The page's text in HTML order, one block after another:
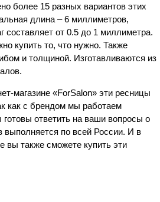
более 15 разных вариантов этих
длина – 6 миллиметров,
составляет от 0.5 до 1 миллиметра.
купить то, что нужно. Также
и толщиной. Изготавливаются из
магазине «ForSalon» эти ресницы
как с брендом мы работаем
ответить на ваши вопросы о
выполняется по всей России. И в
вы также сможете купить эти